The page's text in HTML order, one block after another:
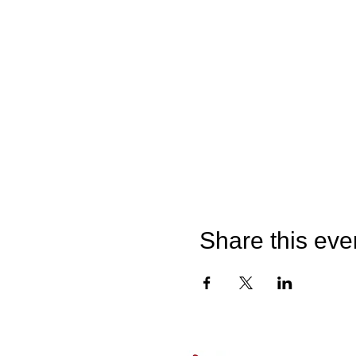
Share this